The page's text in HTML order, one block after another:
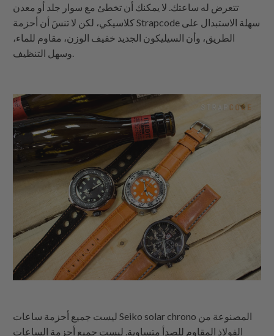
تتعرض له ساعتك. لا يمكنك أن تخطئ مع سوار جلد أو معدن
كلاسيكي، لكن لا تنسَ أن أحزمة Strapcode سهلة الاستبدال على
الطريق، وأن السيليكون الجديد خفيف الوزن، مقاوم للماء،
وسهل التنظيف.
ليست جميع أحزمة ساعات Seiko solar chrono المصنوعة من
الفولاذ المقاوم للصدأ متساوية. ليست جميع أحزمة الساعات